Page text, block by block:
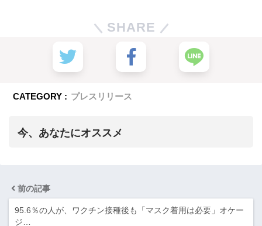
SHARE
CATEGORY : プレスリリース
今、あなたにオススメ
前の記事
95.6％の人が、ワクチン接種後も「マスク着用は必要」オケー
ジ…